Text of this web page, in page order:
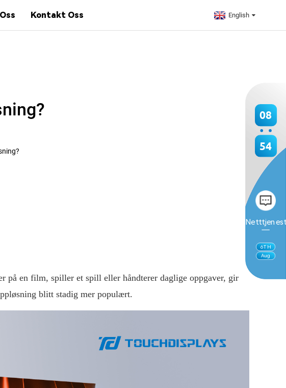
Kontakt Oss English
på en film, spiller et spill eller håndterer daglige oppgaver, gir
blitt stadig mer populært.
08
54
6TH
Aug